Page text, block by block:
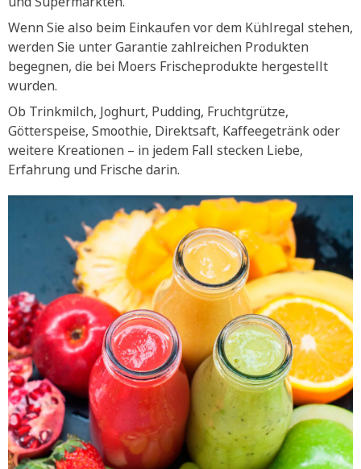
Wenn Sie also beim Einkaufen vor dem Kühlregal stehen,
werden Sie unter Garantie zahlreichen Produkten
begegnen, die bei Moers Frischeprodukte hergestellt
wurden.
Ob Trinkmilch, Joghurt, Pudding, Fruchtgrütze,
Götterspeise, Smoothie, Direktsaft, Kaffeegetränk oder
weitere Kreationen – in jedem Fall stecken Liebe,
Erfahrung und Frische darin.